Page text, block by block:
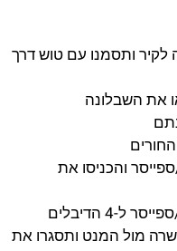
ותסמנו עם טוש דרך
את השבלונה
והכניסו את
4 הדיבלים
מול המנט ותסגרו את